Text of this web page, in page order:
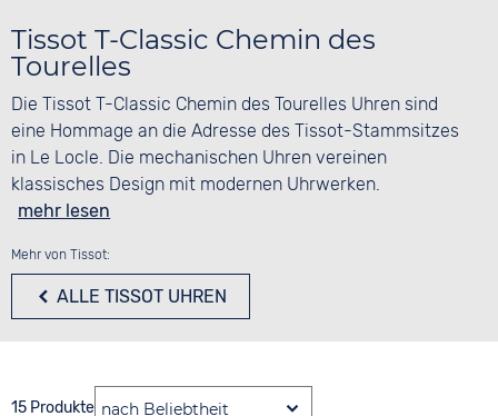
Tissot T-Classic Chemin des
Tourelles
Die Tissot T-Classic Chemin des Tourelles Uhren sind
eine Hommage an die Adresse des Tissot-Stammsitzes
in Le Locle. Die mechanischen Uhren vereinen
klassisches Design mit modernen Uhrwerken.
mehr lesen
Mehr von Tissot:
ALLE TISSOT UHREN
15 Produkte